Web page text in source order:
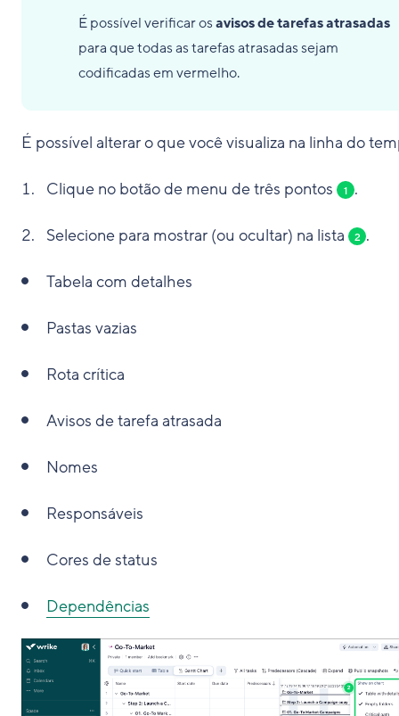
É possível verificar osavisos de tarefas atrasadas
para que todas as tarefas atrasadas sejam
codificadas em vermelho.
É possível alterar o que você visualiza na linha do
Clique no botão de menu de três pontos 1 .
Selecione para mostrar (ou ocultar) na lista 2 .
Tabela com detalhes
Pastas vazias
Rota crítica
Avisos de tarefa atrasada
Nomes
Responsáveis
Cores de status
Dependências